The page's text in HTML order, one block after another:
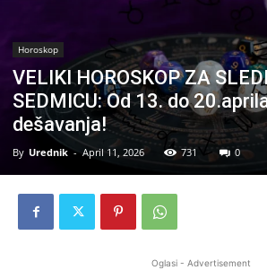
Horoskop
VELIKI HOROSKOP ZA
SEDMICU: Od 13. do
dešavanja!
By Urednik - April 11, 2026 731 0
Oglasi - Advertisement